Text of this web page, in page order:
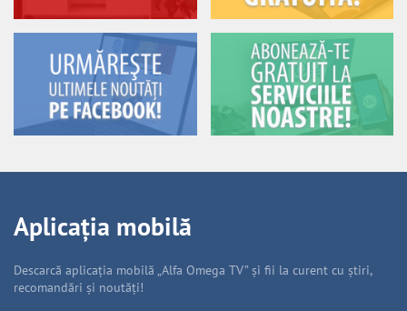
Aplicația mobilă
Descarcă aplicația mobilă „Alfa Omega TV” și fii la curent cu știri,
recomandări și noutăți!